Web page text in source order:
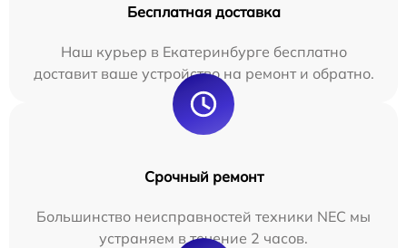
Бесплатная доставка
Наш курьер в Екатеринбурге бесплатно
доставит ваше устройство на ремонт и обратно.
Срочный ремонт
Большинство неисправностей техники NEC мы
устраняем в течение 2 часов.